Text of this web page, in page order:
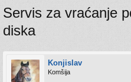
Servis za vraćanje
diska
Konjislav
Komšija